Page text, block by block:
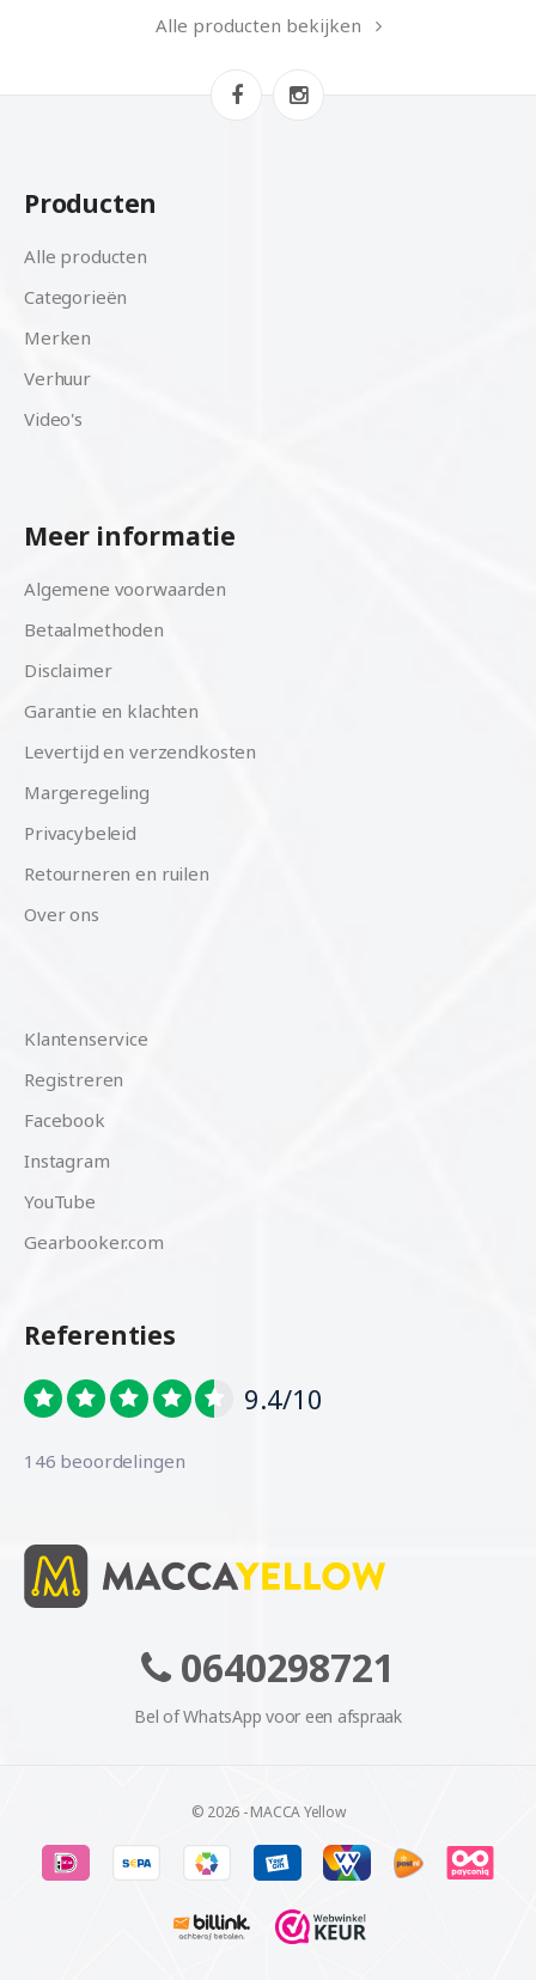
Alle producten bekijken
Producten
Alle producten
Categorieën
Merken
Verhuur
Video's
Meer informatie
Algemene voorwaarden
Betaalmethoden
Disclaimer
Garantie en klachten
Levertijd en verzendkosten
Margeregeling
Privacybeleid
Retourneren en ruilen
Over ons
Klantenservice
Registreren
Facebook
Instagram
YouTube
Gearbooker.com
Referenties
9.4/10
146 beoordelingen
0640298721
Bel of WhatsApp voor een afspraak
© 2026 - MACCA Yellow